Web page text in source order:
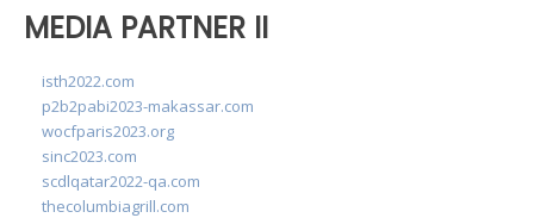
MEDIA PARTNER II
isth2022.com
p2b2pabi2023-makassar.com
wocfparis2023.org
sinc2023.com
scdlqatar2022-qa.com
thecolumbiagrill.com